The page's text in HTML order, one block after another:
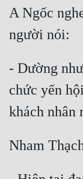
Học Đường
Khoa Huyễn Không
Kinh Dị
Kiếm Hiệp
Kỳ Huyễn
A Ngốc
người nói:
- Dường
chức yến
khách nhân
Nham